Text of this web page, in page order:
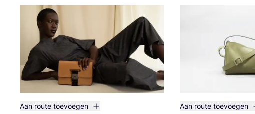
Aan route toevoegen
Aan route toevoegen